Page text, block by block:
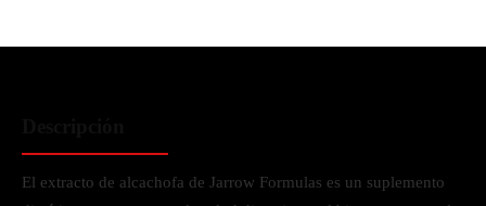
El extracto de alcachofa de Jarrow Formulas es un suplemento